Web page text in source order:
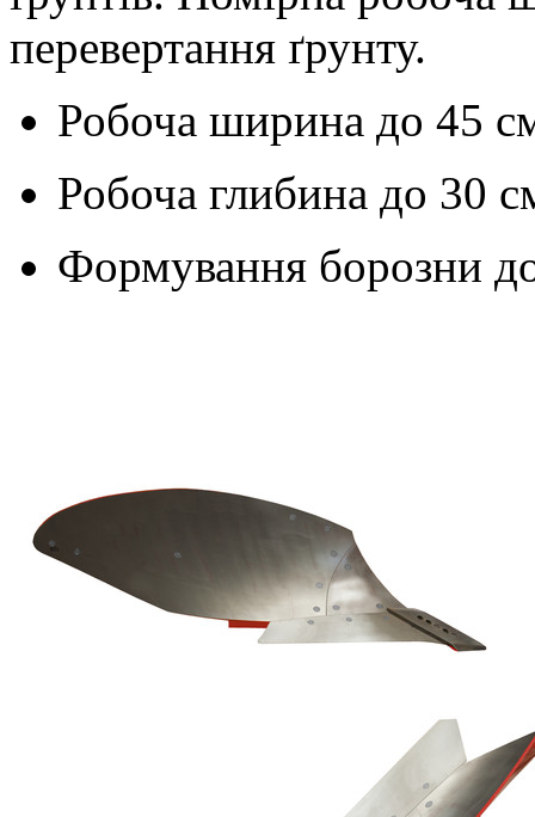
перевертання ґрунту.
Робоча ширина до 45
Робоча глибина до 30
Формування борозни